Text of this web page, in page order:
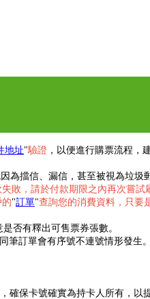
地址"驗證 ，以便進行購票流程，
擋信、漏信，甚至被視為垃圾
敗，請於付款期限之內再次嘗
"訂單"查詢您的消費資料，只要
否有釋出可售票券張數。
筆訂單會有序號不連號情形發生
保卡號確實為持卡人所有，以